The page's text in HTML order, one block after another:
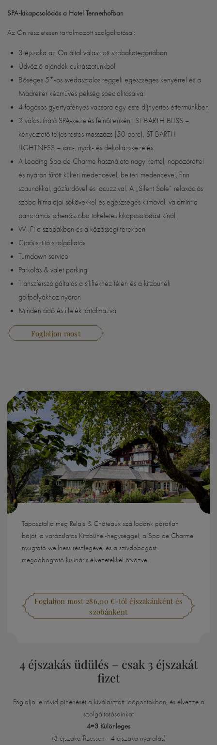
SPA-kikapcsolódás a Hotel Tennerhofban
Az Ön részletesen tartalmazott szolgáltatásai:
3 éjszaka az Ön által választott szobakategóriában
Üdvözlő ajándék cukrászatunkból
Bőséges 5*-os svédasztalos reggeli egészséges kenyérrel és a
Madreiter kézműves pékség specialitásaival
4 fogásos gyertyafényes vacsora egy este díjnyertes éttermünkben
2 választható SPA-kezelés felnőttenként: ST BARTH BLISS –
kényeztető teljes testes masszázs (50 perc), ST BARTH
LIGHTNESS – arc-, nyak- és dekoltázskezelés
A Leading Spa de Charme használata nagy kerttel, napozóréttel
és nyáron fűtött kültéri medencével, beltéri medencével, finn
szaunákkal, gőzfürdővel és jacuzzival. A „Silent Sole” relaxációs
szoba himalájai sókövekkel és egészséges klímával, valamint a
panorámás pihenőszoba tökéletes kikapcsolódást kínál.
Wi-Fi a szobákban és a közösségi terekben
Cipőtisztító szolgáltatás
Turndown service
Parkolás & valet parking
Transzferszolgáltatás a síliftekhez télen és a kitzbüheli
golfpályákhoz nyáron
Minden adó és illeték tartalmazva
Foglaljon most
Tapasztalja meg Relais & Châteaux szállodánk páratlan
báját, a varázslatos Kitzbühel-hegységgel, a Spa de Charme
nyugtató wellness részlegével és a szívdobogást
megdobogtató kulináris élvezetekkel ötvözve.
Foglaljon most 286,00 €-tól éjszakánként és
szobánként
4 éjszakás üdülés – csak 3 éjszakát
fizet
Foglalja le rövid pihenését a kiválasztott időpontokban, és élvezze a
szolgáltatásainkat
4=3 Különleges
(3 éjszaka fizessen - 4 éjszaka nyaralás)